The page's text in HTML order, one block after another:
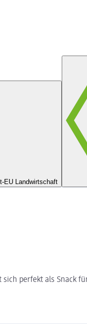
EU Landwirtschaft
sich perfekt als